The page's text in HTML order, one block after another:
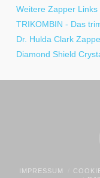
Weitere Zapper Links
TRIKOMBIN - Das
Dr. Hulda Clark
Diamond Shield
IMPRESSUM